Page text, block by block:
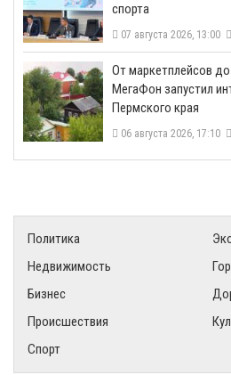
спорта
07 августа 2026, 13:00
От маркетплейсов
МегаФон запустил
Пермского края
06 августа 2026, 17:10
Политика
Недвижимость
Бизнес
Происшествия
Спорт